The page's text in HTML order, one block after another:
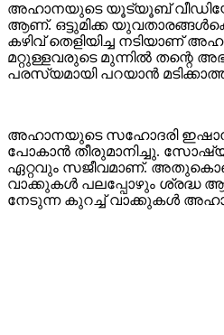
അഹാനയുടെ യൂട്യൂബ്
ആണ്. ഒട്ടുമിക്ക
കഴിവ് തെളിയിച്ച നടിയാണ്
മറ്റുള്ളവരുടെ മുന്നിൽ തന്റെ
പരസ്യമായി പറയാൻ
അഹാനയുടെ സഹോദരി
പോകാൻ തീരുമാനിച്ചു.
ഏറ്റവും സജീവമാണ്.
വാക്കുകൾ പലപ്പോഴും ശ്രദ്ധ
നേടുന്ന കുറച്ച് വാക്കുകൾ